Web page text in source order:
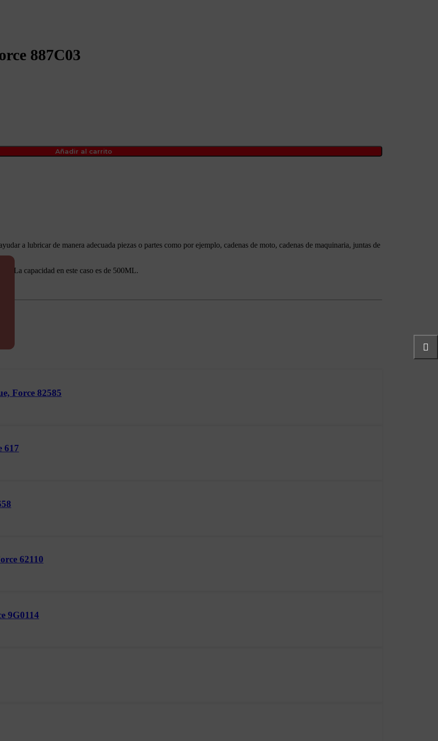
887C03
Añadir al carrito
a lubricar de manera adecuada piezas o partes como por ejemplo, cadenas de moto, cadenas de maquinaria, juntas de
La capacidad en este caso es de 500ML.
Force 82585
617
62110
9G0114